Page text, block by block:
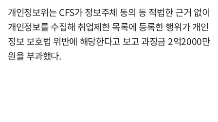
개인정보위는 CFS가 정보주체 동의 등 적법한 근거 없이
개인정보를 수집해 취업제한 목록에 등록한 행위가 개인
정보 보호법 위반에 해당한다고 보고 과징금 2억2000만
원을 부과했다.